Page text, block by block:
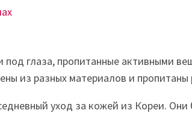
глаза, пропитанные активными
из разных материалов и
уход за кожей из Кореи. Они